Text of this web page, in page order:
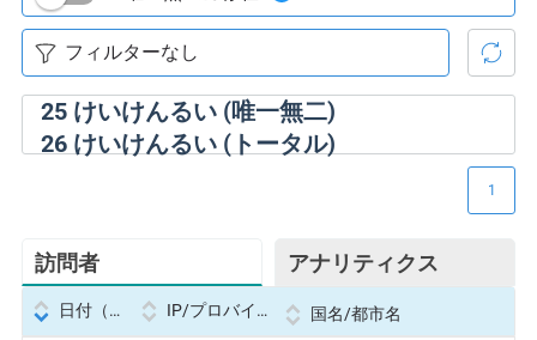
25けいけんるい (唯一無二)
26けいけんるい (トータル)
訪問者 アナリティクス
1
日付（Datetime IP/プロバイダー 国名/都市名